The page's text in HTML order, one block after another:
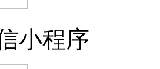
小程序